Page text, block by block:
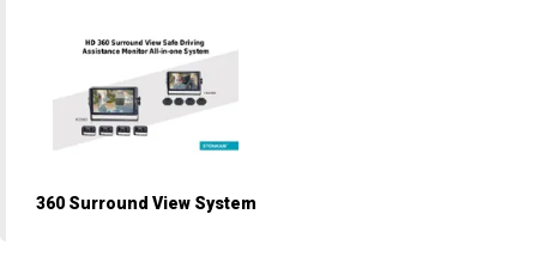
360 Surround View System